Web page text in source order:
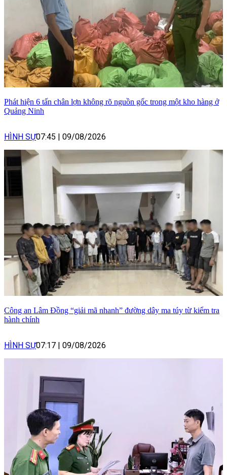
Phát hiện 6 tấn chân lợn không rõ nguồn gốc trong một kho hàng ở
Quảng Ninh
HÌNH SỰ07:45 | 09/08/2026
Công an Lâm Đồng “giải mã nhanh” đường dây ma túy từ kiểm tra
hành chính
HÌNH SỰ07:17 | 09/08/2026